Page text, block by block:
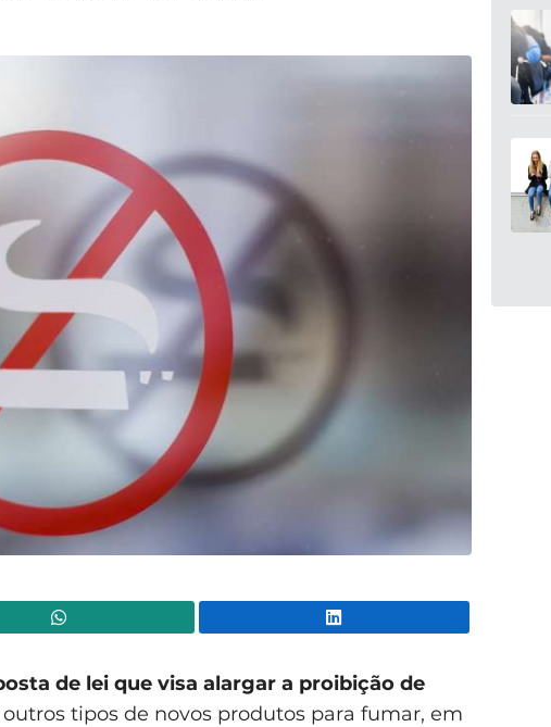
de lei que visa alargar a proibição de
outros tipos de novos produtos para fumar, em